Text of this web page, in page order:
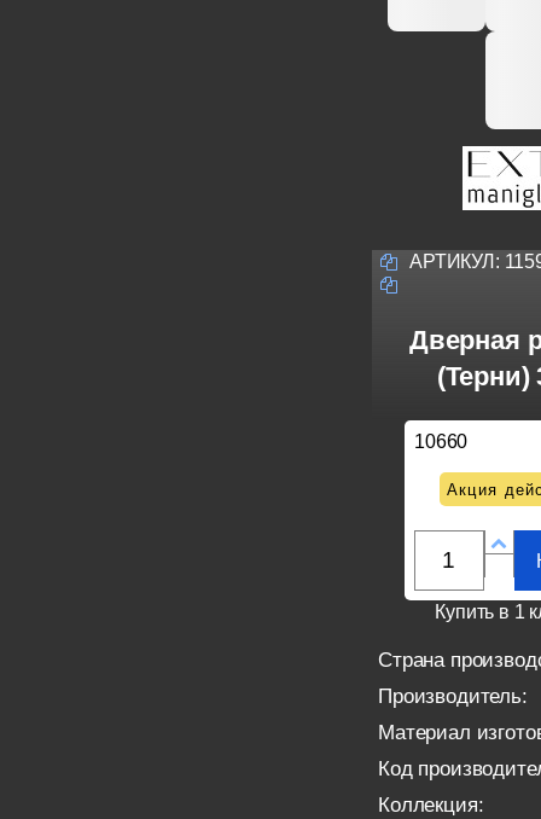
АРТИКУЛ:
Дверная
(Терни)
10660
Акция
Купить в 1
Страна
Производитель:
Материал
Код
Коллекция: